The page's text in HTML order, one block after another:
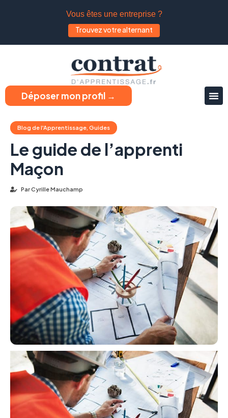
Vous êtes une entreprise ?
Trouvez votre alternant
Déposer mon profil →
Blog de l'Apprentissage, Guides
Le guide de l’apprenti
Maçon
ParCyrille Mauchamp